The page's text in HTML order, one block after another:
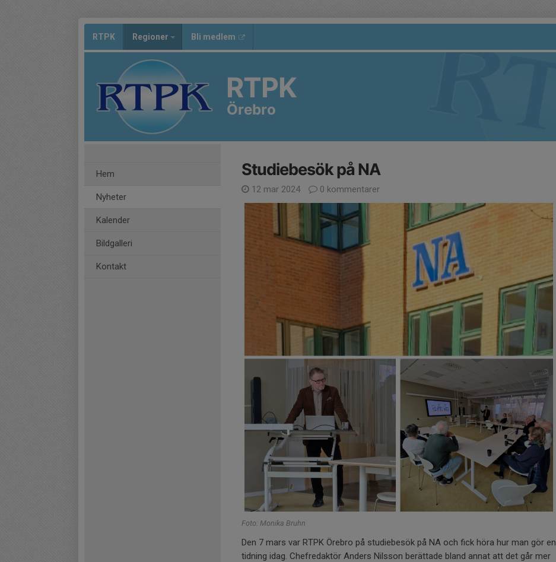
RTPK Regioner Bli medlem
RTPK
Örebro
Hem
Nyheter
Kalender
Bildgalleri
Kontakt
Studiebesök på NA
12 mar 2024 0 kommentarer
Foto: Monika Bruhn
Den 7 mars var RTPK Örebro på studiebesök på NA och fick höra hur man gör en
tidning idag. Chefredaktör Anders Nilsson berättade bland annat att det går mer